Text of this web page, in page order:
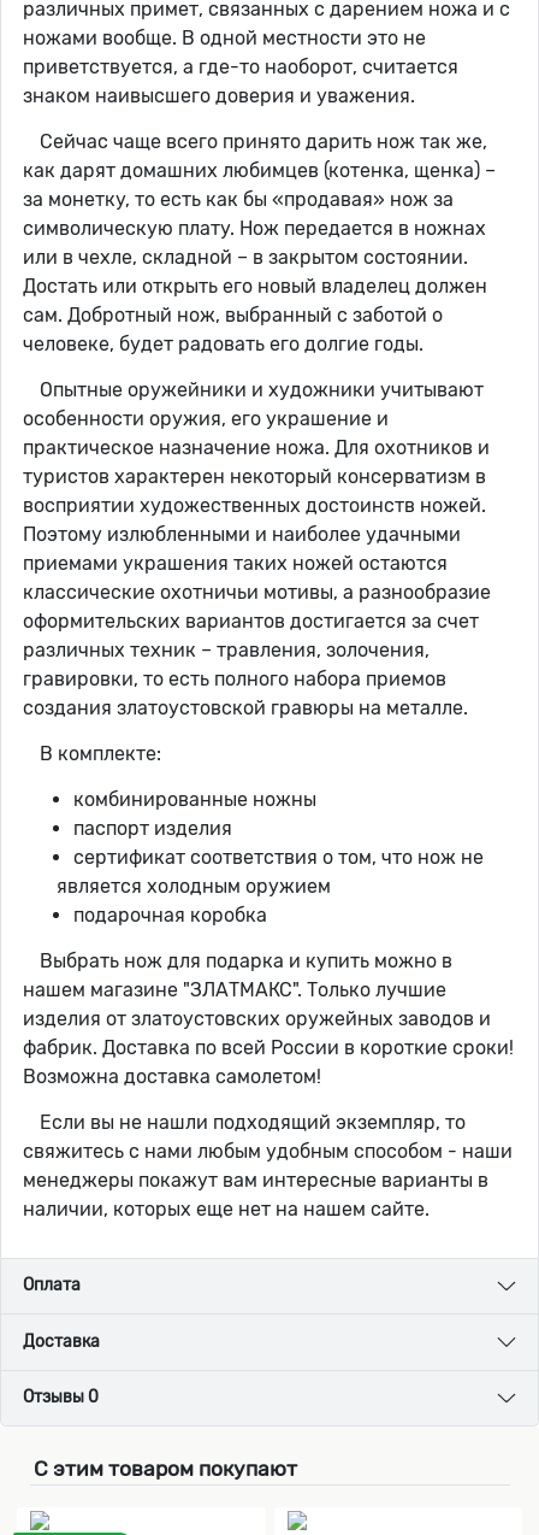
различных примет, связанных с дарением ножа и с
ножами вообще. В одной местности это не
приветствуется, а где-то наоборот, считается
знаком наивысшего доверия и уважения.
Сейчас чаще всего принято дарить нож так же,
как дарят домашних любимцев (котенка, щенка) –
за монетку, то есть как бы «продавая» нож за
символическую плату. Нож передается в ножнах
или в чехле, складной – в закрытом состоянии.
Достать или открыть его новый владелец должен
сам. Добротный нож, выбранный с заботой о
человеке, будет радовать его долгие годы.
Опытные оружейники и художники учитывают
особенности оружия, его украшение и
практическое назначение ножа. Для охотников и
туристов характерен некоторый консерватизм в
восприятии художественных достоинств ножей.
Поэтому излюбленными и наиболее удачными
приемами украшения таких ножей остаются
классические охотничьи мотивы, а разнообразие
оформительских вариантов достигается за счет
различных техник – травления, золочения,
гравировки, то есть полного набора приемов
создания златоустовской гравюры на металле.
В комплекте:
комбинированные ножны
паспорт изделия
сертификат соответствия о том, что нож не
является холодным оружием
подарочная коробка
Выбрать нож для подарка и купить можно в
нашем магазине "ЗЛАТМАКС". Только лучшие
изделия от златоустовских оружейных заводов и
фабрик. Доставка по всей России в короткие сроки!
Возможна доставка самолетом!
Если вы не нашли подходящий экземпляр, то
свяжитесь с нами любым удобным способом - наши
менеджеры покажут вам интересные варианты в
наличии, которых еще нет на нашем сайте.
Оплата
Доставка
Отзывы 0
С этим товаром покупают